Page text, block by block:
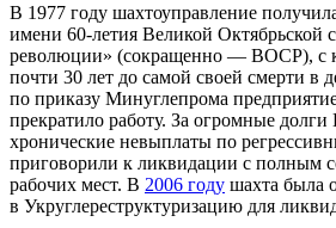
В 1977 году шахтоуправление
имени 60-летия Великой Октябрьской
революции» (сокращенно — ВОСР), с
почти 30 лет до самой своей смерти в
по приказу Минуглепрома
прекратило работу. За огромные
хронические невыплаты по
приговорили к ликвидации с полным
рабочих мест. В 2006 году шахта была
в Укруглереструктуризацию для